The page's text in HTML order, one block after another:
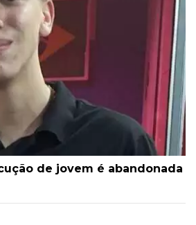
de jovem é abandonada